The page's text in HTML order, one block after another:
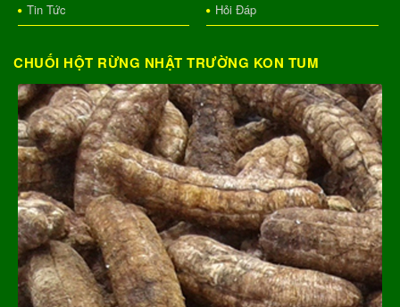
Tin Tức
Hỏi Đáp
CHUỐI HỘT RỪNG NHẬT TRƯỜNG KON TUM